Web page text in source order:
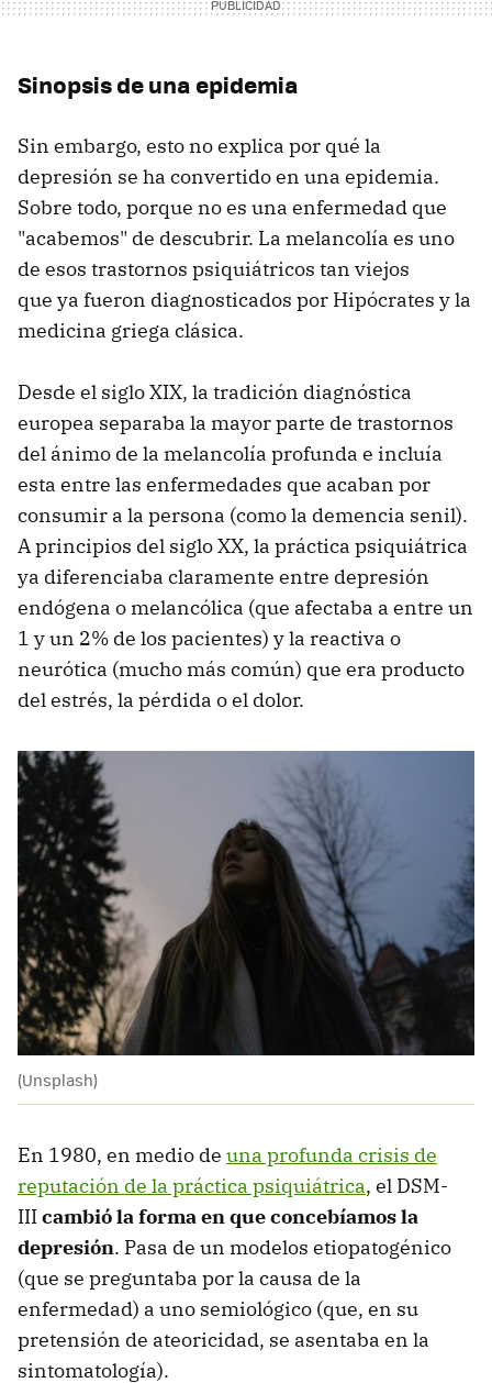
Sinopsis de una epidemia
Sin embargo, esto no explica por qué la
depresión se ha convertido en una epidemia.
Sobre todo, porque no es una enfermedad que
"acabemos" de descubrir. La melancolía es uno
de esos trastornos psiquiátricos tan viejos
que ya fueron diagnosticados por Hipócrates y la
medicina griega clásica.
Desde el siglo XIX, la tradición diagnóstica
europea separaba la mayor parte de trastornos
del ánimo de la melancolía profunda e incluía
esta entre las enfermedades que acaban por
consumir a la persona (como la demencia senil).
A principios del siglo XX, la práctica psiquiátrica
ya diferenciaba claramente entre depresión
endógena o melancólica (que afectaba a entre un
1 y un 2% de los pacientes) y la reactiva o
neurótica (mucho más común) que era producto
del estrés, la pérdida o el dolor.
(Unsplash)
En 1980, en medio de una profunda crisis de
reputación de la práctica psiquiátrica, el DSM-
IIIcambió la forma en que concebíamos la
depresión. Pasa de un modelos etiopatogénico
(que se preguntaba por la causa de la
enfermedad) a uno semiológico (que, en su
pretensión de ateoricidad, se asentaba en la
sintomatología).